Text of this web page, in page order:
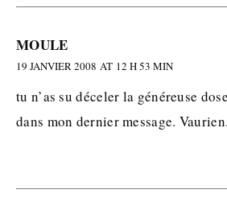
MOULE
19 JANVIER 2008 AT 12 H 53 MIN
tu n’as su déceler la généreuse
dans mon dernier message. Vaurien.